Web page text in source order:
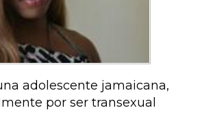
adolescente jamaicana,
por ser transexual